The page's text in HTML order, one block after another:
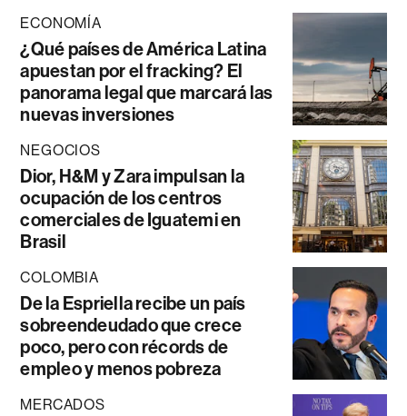
ECONOMÍA
¿Qué países de América Latina
apuestan por el fracking? El
panorama legal que marcará las
nuevas inversiones
NEGOCIOS
Dior, H&M y Zara impulsan la
ocupación de los centros
comerciales de Iguatemi en
Brasil
COLOMBIA
De la Espriella recibe un país
sobreendeudado que crece
poco, pero con récords de
empleo y menos pobreza
MERCADOS